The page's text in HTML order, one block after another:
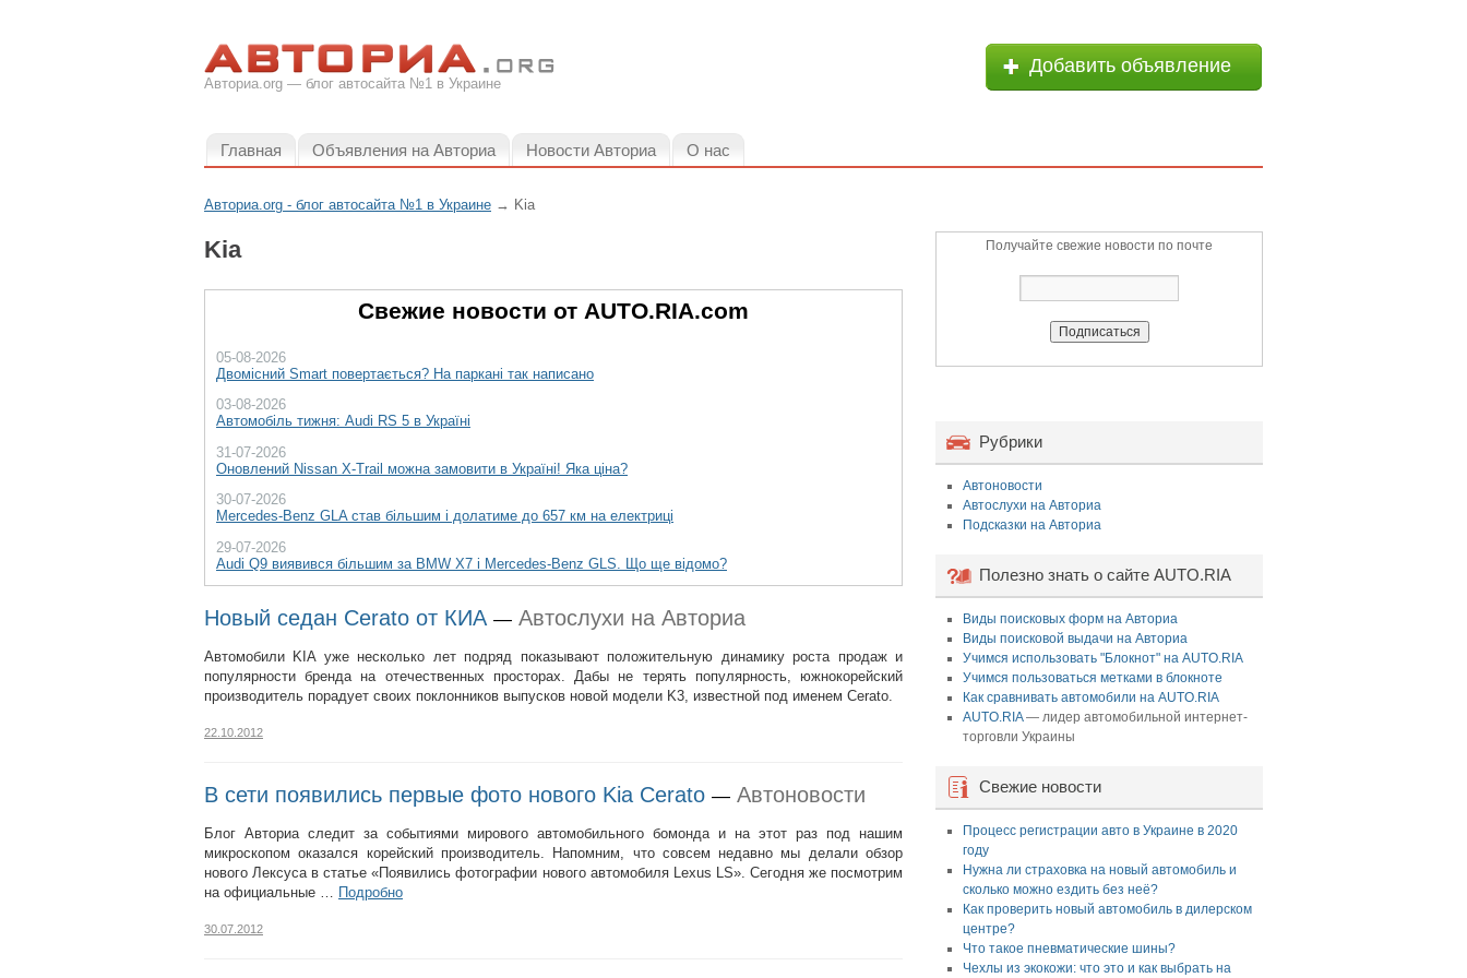
Авториа.org — блог автосайта №1 в Украине
Добавить объявление
Главная Объявления на Авториа Новости Авториа О нас
Авториа.org - блог автосайта №1 в Украине → Kia
Kia
Свежие новости от AUTO.RIA.com
05-08-2026
Двомісний Smart повертається? На паркані так написано
03-08-2026
Автомобіль тижня: Audi RS 5 в Україні
31-07-2026
Оновлений Nissan X-Trail можна замовити в Україні! Яка ціна?
30-07-2026
Mercedes-Benz GLA став більшим і долатиме до 657 км на електриці
29-07-2026
Audi Q9 виявився більшим за BMW X7 і Mercedes-Benz GLS. Що ще відомо?
Новый седан Cerato от КИА — Автослухи на Авториа
Автомобили KIA уже несколько лет подряд показывают положительную динамику роста продаж и
популярности бренда на отечественных просторах. Дабы не терять популярность, южнокорейский
производитель порадует своих поклонников выпусков новой модели K3, известной под именем Cerato.
22.10.2012
В сети появились первые фото нового Kia Cerato — Автоновости
Блог Авториа следит за событиями мирового автомобильного бомонда и на этот раз под нашим
микроскопом оказался корейский производитель. Напомним, что совсем недавно мы делали обзор
нового Лексуса в статье «Появились фотографии нового автомобиля Lexus LS». Сегодня же посмотрим
на официальные …
Подробно
30.07.2012
Получайте свежие новости по почте
Рубрики
Автоновости
Автослухи на Авториа
Подсказки на Авториа
Полезно знать о сайте AUTO.RIA
Виды поисковых форм на Авториа
Виды поисковой выдачи на Авториа
Учимся использовать "Блокнот" на AUTO.RIA
Учимся пользоваться метками в блокноте
Как сравнивать автомобили на AUTO.RIA
AUTO.RIA— лидер автомобильной интернет-
торговли Украины
Свежие новости
Процесс регистрации авто в Украине в 2020
году
Нужна ли страховка на новый автомобиль и
сколько можно ездить без неё?
Как проверить новый автомобиль в дилерском
центре?
Что такое пневматические шины?
Чехлы из экокожи: что это и как выбрать на